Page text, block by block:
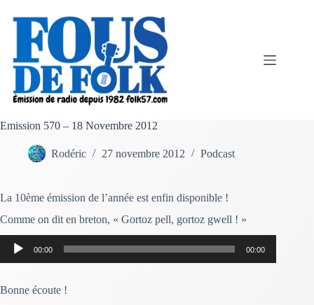
Emission 570 – 18 Novembre 2012
Rodéric 27 novembre 2012 Podcast
La 10ème émission de l’année est enfin disponible !
Comme on dit en breton, « Gortoz pell, gortoz gwell ! »
Lecteur
audio
00:00 00:00
Bonne écoute !